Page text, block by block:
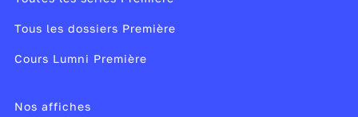
Tous les dossiers Première
Cours Lumni Première
Nos affiches